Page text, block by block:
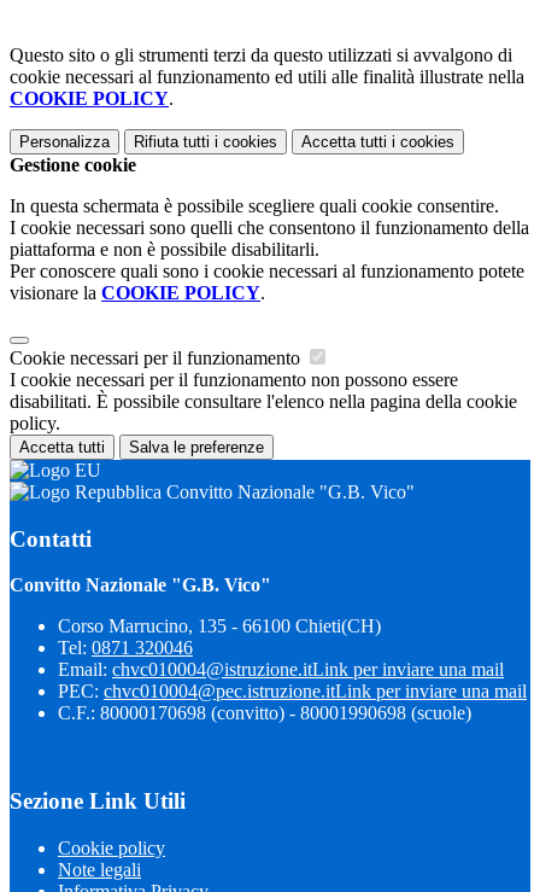
Questo sito o gli strumenti terzi da questo utilizzati si avvalgono di
cookie necessari al funzionamento ed utili alle finalità illustrate nella
COOKIE POLICY.
Personalizza Rifiuta tutti i cookies Accetta tutti i cookies
Gestione cookie
In questa schermata è possibile scegliere quali cookie consentire.
I cookie necessari sono quelli che consentono il funzionamento della
piattaforma e non è possibile disabilitarli.
Per conoscere quali sono i cookie necessari al funzionamento potete
visionare la COOKIE POLICY.
Cookie necessari per il funzionamento
I cookie necessari per il funzionamento non possono essere
disabilitati. È possibile consultare l'elenco nella pagina della cookie
policy.
Accetta tutti Salva le preferenze
Convitto Nazionale "G.B. Vico"
Contatti
Convitto Nazionale "G.B. Vico"
Corso Marrucino, 135 - 66100 Chieti(CH)
Tel: 0871 320046
Email: chvc010004@istruzione.itLink per inviare una mail
PEC: chvc010004@pec.istruzione.itLink per inviare una mail
C.F.: 80000170698 (convitto) - 80001990698 (scuole)
Sezione Link Utili
Cookie policy
Note legali